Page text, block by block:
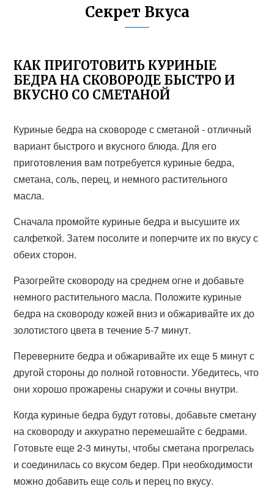
Секрет Вкуса
КАК ПРИГОТОВИТЬ КУРИНЫЕ
БЕДРА НА СКОВОРОДЕ БЫСТРО И
ВКУСНО СО СМЕТАНОЙ
Куриные бедра на сковороде с сметаной - отличный
вариант быстрого и вкусного блюда. Для его
приготовления вам потребуется куриные бедра,
сметана, соль, перец, и немного растительного
масла.
Сначала промойте куриные бедра и высушите их
салфеткой. Затем посолите и поперчите их по вкусу с
обеих сторон.
Разогрейте сковороду на среднем огне и добавьте
немного растительного масла. Положите куриные
бедра на сковороду кожей вниз и обжаривайте их до
золотистого цвета в течение 5-7 минут.
Переверните бедра и обжаривайте их еще 5 минут с
другой стороны до полной готовности. Убедитесь, что
они хорошо прожарены снаружи и сочны внутри.
Когда куриные бедра будут готовы, добавьте сметану
на сковороду и аккуратно перемешайте с бедрами.
Готовьте еще 2-3 минуты, чтобы сметана прогрелась
и соединилась со вкусом бедер. При необходимости
можно добавить еще соль и перец по вкусу.